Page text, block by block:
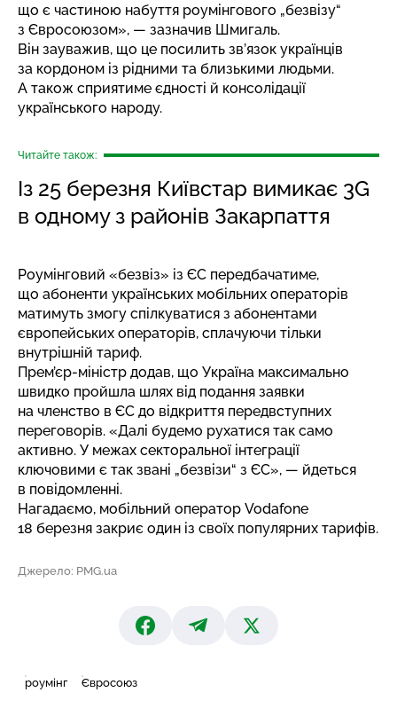
що є частиною набуття роумінгового „безвізу“
з Євросоюзом», — зазначив Шмигаль.
Він зауважив, що це посилить зв’язок українців
за кордоном із рідними та близькими людьми.
А також сприятиме єдності й консолідації
українського народу.
Читайте також:
Із 25 березня Київстар вимикає 3G
в одному з районів Закарпаття
Роумінговий «безвіз» із ЄС передбачатиме,
що абоненти українських мобільних операторів
матимуть змогу спілкуватися з абонентами
європейських операторів, сплачуючи тільки
внутрішній тариф.
Прем’єр-міністр додав, що Україна максимально
швидко пройшла шлях від подання заявки
на членство в ЄС до відкриття передвступних
переговорів. «Далі будемо рухатися так само
активно. У межах секторальної інтеграції
ключовими є так звані „безвізи“ з ЄС», — йдеться
в повідомленні.
Нагадаємо, мобільний оператор Vodafone
18 березня закриє один із своїх популярних тарифів.
Джерело: PMG.ua
роумінг Євросоюз